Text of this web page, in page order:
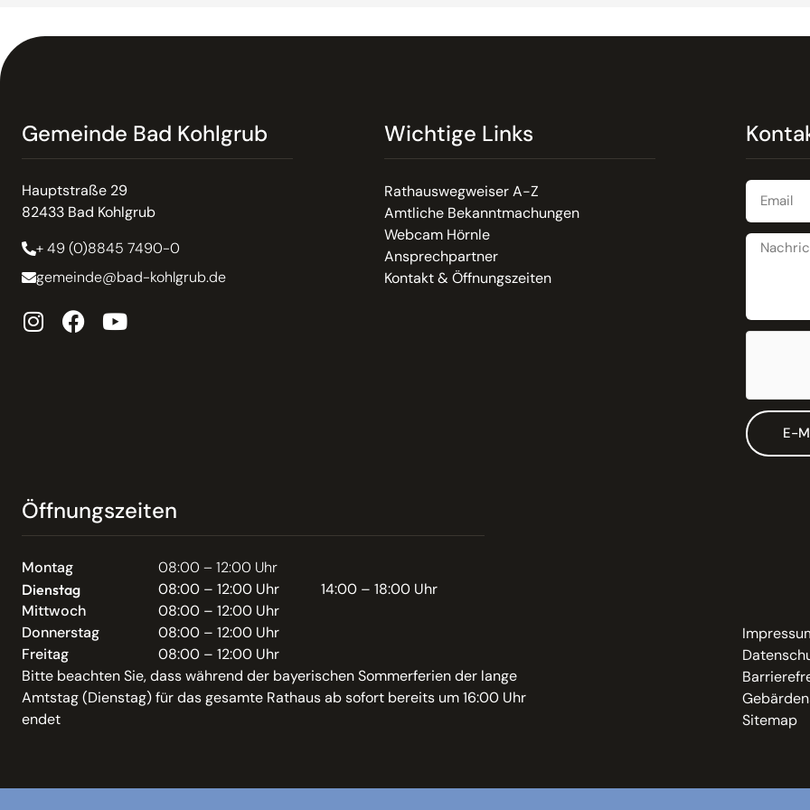
Gemeinde Bad Kohlgrub
Hauptstraße 29
82433 Bad Kohlgrub
+ 49 (0)8845 7490-0
gemeinde@bad-kohlgrub.de
Wichtige Links
Rathauswegweiser A-Z
Amtliche Bekanntmachungen
Webcam Hörnle
Ansprechpartner
Kontakt & Öffnungszeiten
E-
Öffnungszeiten
Montag 08:00 – 12:00 Uhr
Dienstag 08:00 – 12:00 Uhr
14:00 – 18:00 Uhr
Mittwoch
08:00 – 12:00 Uhr
Donnerstag
08:00 – 12:00 Uhr
Freitag
08:00 – 12:00 Uhr
Bitte beachten Sie, dass während der bayerischen Sommerferien der lange
Amtstag (Dienstag) für das gesamte Rathaus ab sofort bereits um 16:00 Uhr
endet
Sitemap